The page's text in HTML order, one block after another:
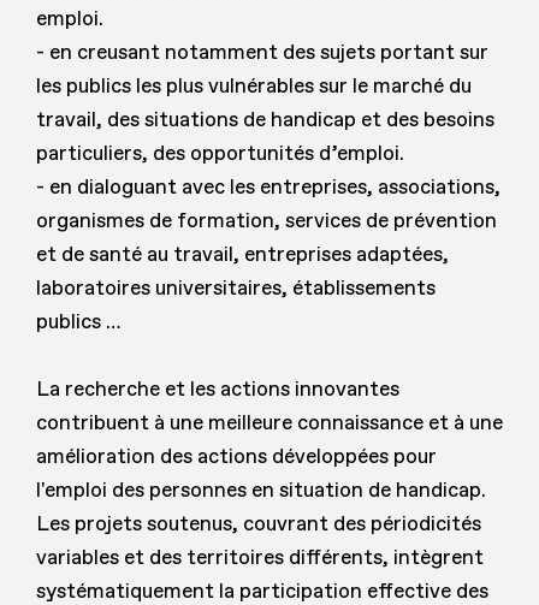
emploi.
- en creusant notamment des sujets portant sur
les publics les plus vulnérables sur le marché du
travail, des situations de handicap et des besoins
particuliers, des opportunités d’emploi.
- en dialoguant avec les entreprises, associations,
organismes de formation, services de prévention
et de santé au travail, entreprises adaptées,
laboratoires universitaires, établissements
publics …
La recherche et les actions innovantes
contribuent à une meilleure connaissance et à une
amélioration des actions développées pour
l'emploi des personnes en situation de handicap.
Les projets soutenus, couvrant des périodicités
variables et des territoires différents, intègrent
systématiquement la participation effective des